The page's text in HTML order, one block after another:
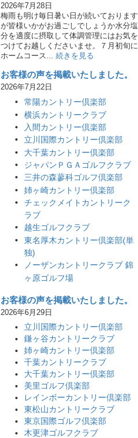
2026年7月28日
梅雨も明け毎日暑い日が続いております
が皆様いかがお過ごしでしょうか水分塩
分を適度に摂取して体調管理にはお気を
つけてお越しくださいませ。７月初旬に
ホームコース... 続きを見る
お客様の声を掲載いたしました。
2026年7月22日
常陽カントリー倶楽部
横浜カントリークラブ
入間カントリー倶楽部
立川国際カントリー倶楽部
大千葉カントリー倶楽部
ジャパンＰＧＡゴルフクラブ
三井の森蓼科ゴルフ倶楽部
姉ヶ崎カントリー倶楽部
チェックメイトカントリーク
ラブ
越生ゴルフクラブ
東名厚木カントリー倶楽部(単
独)
ノーザンカントリークラブ 錦
ヶ原ゴルフ場
お客様の声を掲載いたしました。
2026年6月29日
立川国際カントリー倶楽部
鎌ヶ谷カントリークラブ
姉ヶ崎カントリー倶楽部
千葉カントリークラブ
大千葉カントリー倶楽部
美里ゴルフ倶楽部
レインボーカントリー倶楽部
東松山カントリークラブ
東京国際ゴルフ倶楽部
木更津ゴルフクラブ